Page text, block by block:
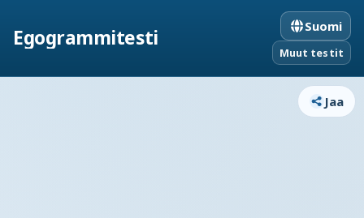
Egogrammitesti Suomi
Muut testit
Jaa